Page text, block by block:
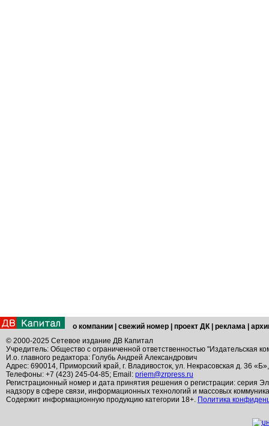
о компании свежий номер проект ДК реклама
© 2000-2025 Сетевое издание ДВ Капитал
Учредитель: Общество с ограниченной ответственностью "Издательская
И.о. главного редактора: Голубь Андрей Александрович
Адрес: 690014, Приморский край, г. Владивосток, ул. Некрасовская д. 36
Телефоны: +7 (423) 245-04-85; Email: priem@zrpress.ru
Регистрационный номер и дата принятия решения о регистрации: серия
надзору в сфере связи, информационных технологий и массовых
Содержит информационную продукцию категории 18+. Политика